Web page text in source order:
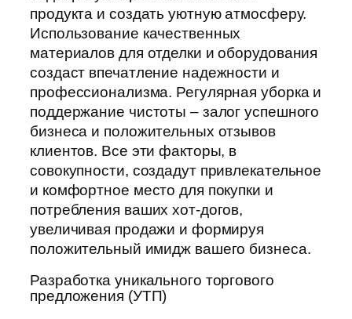
продукта и создать уютную атмосферу.
Использование качественных
материалов для отделки и оборудования
создаст впечатление надежности и
профессионализма. Регулярная уборка и
поддержание чистоты – залог успешного
бизнеса и положительных отзывов
клиентов. Все эти факторы, в
совокупности, создадут привлекательное
и комфортное место для покупки и
потребления ваших хот-догов,
увеличивая продажи и формируя
положительный имидж вашего бизнеса.
Разработка уникального торгового
предложения (УТП)